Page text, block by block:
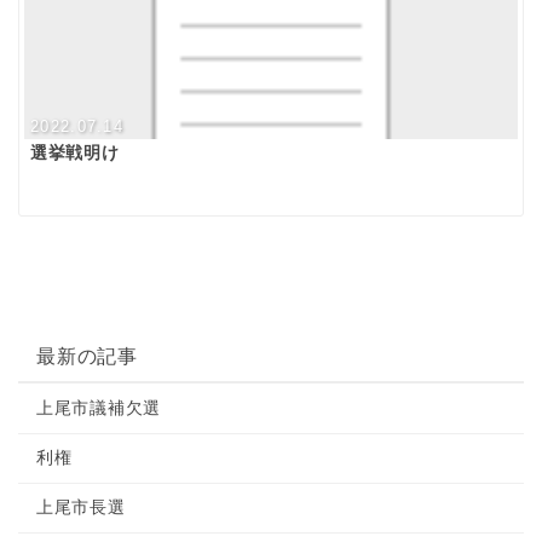
2022.07.14
選挙戦明け
最新の記事
上尾市議補欠選
利権
上尾市長選